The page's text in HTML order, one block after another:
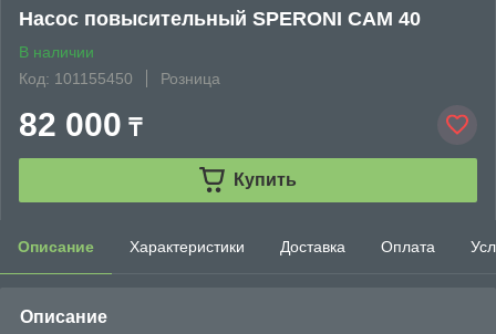
Насос повысительный SPERONI CAM 40
В наличии
Код: 101155450
Розница
82 000 ₸
Купить
Описание Характеристики Доставка Оплата
Описание